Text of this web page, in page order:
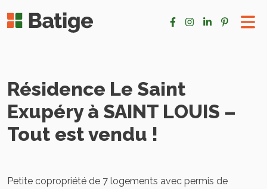
Résidence Le Saint
Exupéry à SAINT LOUIS –
Tout est vendu !
Petite copropriété de 7 logements avec permis de